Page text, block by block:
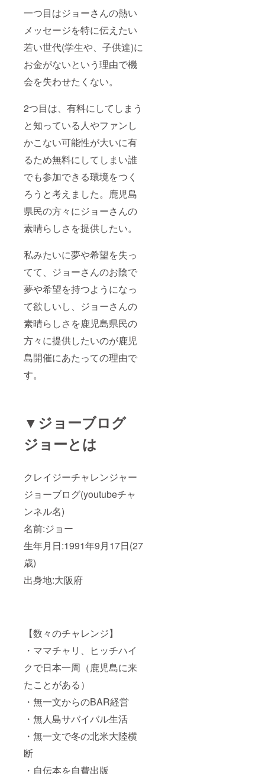
一つ目はジョーさんの熱い
メッセージを特に伝えたい
若い世代(学生や、子供達)に
お金がないという理由で機
会を失わせたくない。
2つ目は、有料にしてしまう
と知っている人やファンし
かこない可能性が大いに有
るため無料にしてしまい誰
でも参加できる環境をつく
ろうと考えました。鹿児島
県民の方々にジョーさんの
素晴らしさを提供したい。
私みたいに夢や希望を失っ
てて、ジョーさんのお陰で
夢や希望を持つようになっ
て欲しいし、ジョーさんの
素晴らしさを鹿児島県民の
方々に提供したいのが鹿児
島開催にあたっての理由で
す。
▼ジョーブログ
ジョーとは
クレイジーチャレンジャー
ジョーブログ(youtubeチャ
ンネル名)
名前:ジョー
生年月日:1991年9月17日(27
歳)
出身地:大阪府
【数々のチャレンジ】
・ママチャリ、ヒッチハイ
クで日本一周（鹿児島に来
たことがある）
・無一文からのBAR経営
・無人島サバイバル生活
・無一文で冬の北米大陸横
断
・自伝本を自費出版